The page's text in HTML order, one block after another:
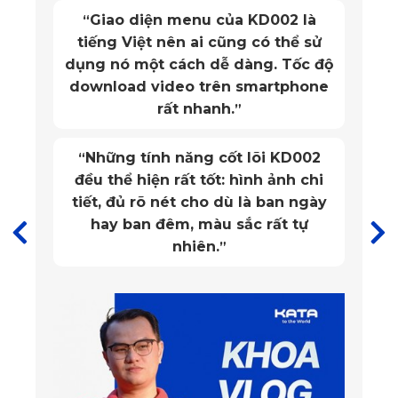
“Giao diện menu của KD002 là
tiếng Việt nên ai cũng có thể sử
dụng nó một cách dễ dàng. Tốc độ
download video trên smartphone
rất nhanh.”
“ Những tính năng cốt lõi KD002
đều thể hiện rất tốt: hình ảnh chi
tiết, đủ rõ nét cho dù là ban ngày
hay ban đêm, màu sắc rất tự
nhiên.”